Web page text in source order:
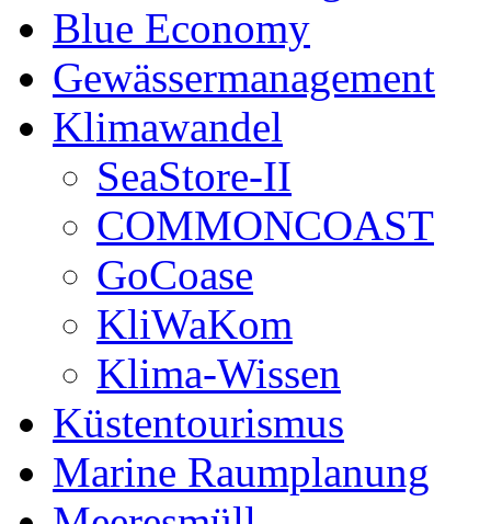
Blue Economy
Gewässermanagement
Klimawandel
SeaStore-II
COMMONCOAST
GoCoase
KliWaKom
Klima-Wissen
Küstentourismus
Marine Raumplanung